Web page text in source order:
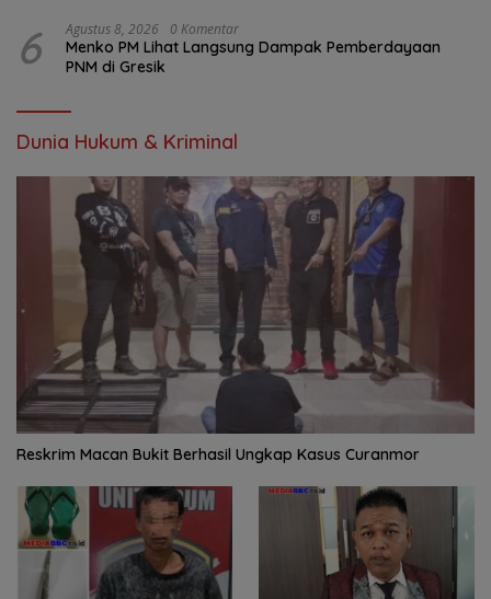
6 Agustus 8, 2026 0 Komentar
Menko PM Lihat Langsung Dampak Pemberdayaan
PNM di Gresik
Dunia Hukum & Kriminal
Reskrim Macan Bukit Berhasil Ungkap Kasus Curanmor